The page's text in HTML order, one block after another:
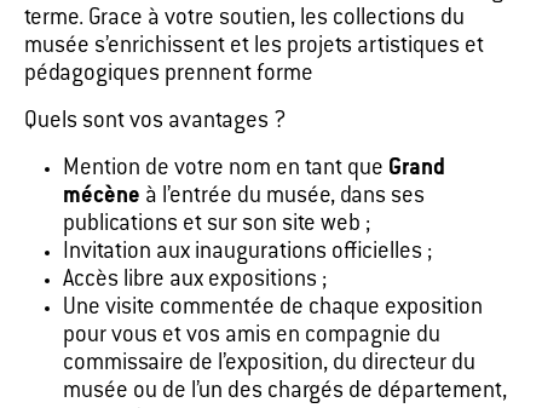
terme. Grace à votre soutien, les collections du
musée s’enrichissent et les projets artistiques et
pédagogiques prennent forme
Quels sont vos avantages ?
Mention de votre nom en tant que Grand
mécène à l’entrée du musée, dans ses
publications et sur son site web ;
Invitation aux inaugurations officielles ;
Accès libre aux expositions ;
Une visite commentée de chaque exposition
pour vous et vos amis en compagnie du
commissaire de l’exposition, du directeur du
musée ou de l’un des chargés de département,